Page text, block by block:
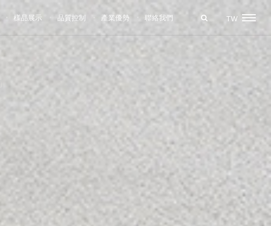
TW
樣品展示 品質控制 產業優勢 聯絡我們